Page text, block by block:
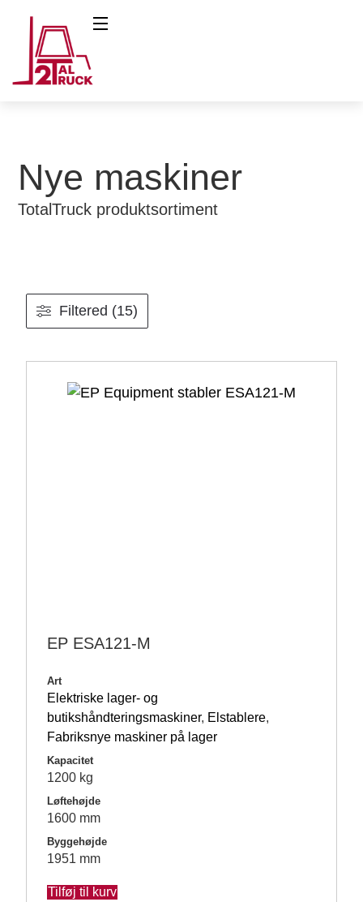
Nye maskiner
TotalTruck produktsortiment
Filtered (15)
EP ESA121-M
Art
Elektriske lager- og
butikshåndteringsmaskiner, Elstablere,
Fabriksnye maskiner på lager
Kapacitet
1200 kg
Løftehøjde
1600 mm
Byggehøjde
1951 mm
Tilføj til kurv